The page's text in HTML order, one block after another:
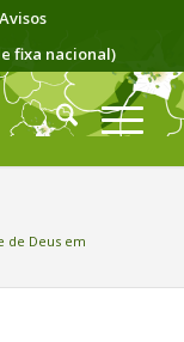
Avisos
fixa nacional)
de Deus em